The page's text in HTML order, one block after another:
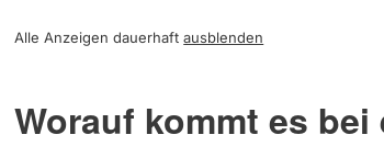
Alle Anzeigen dauerhaftausblenden
Worauf kommt es